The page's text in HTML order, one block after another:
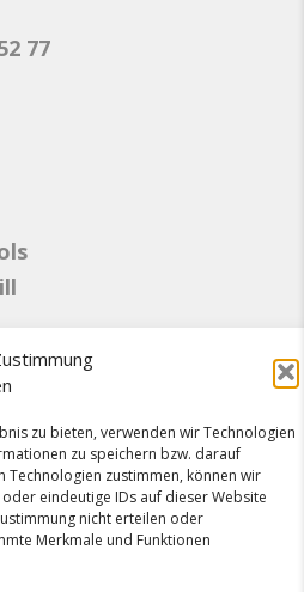
zu bieten, verwenden wir Technologien
zu speichern bzw. darauf
Technologien zustimmen, können wir
eindeutige IDs auf dieser Website
nicht erteilen oder
Merkmale und Funktionen
77